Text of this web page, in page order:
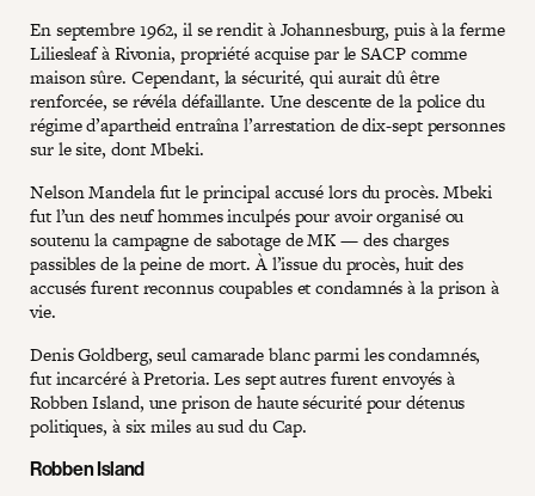
En septembre 1962, il se rendit à Johannesburg, puis à la ferme
Liliesleaf à Rivonia, propriété acquise par le SACP comme
maison sûre. Cependant, la sécurité, qui aurait dû être
renforcée, se révéla défaillante. Une descente de la police du
régime d’apartheid entraîna l’arrestation de dix-sept personnes
sur le site, dont Mbeki.
Nelson Mandela fut le principal accusé lors du procès. Mbeki
fut l’un des neuf hommes inculpés pour avoir organisé ou
soutenu la campagne de sabotage de MK — des charges
passibles de la peine de mort. À l’issue du procès, huit des
accusés furent reconnus coupables et condamnés à la prison à
vie.
Denis Goldberg, seul camarade blanc parmi les condamnés,
fut incarcéré à Pretoria. Les sept autres furent envoyés à
Robben Island, une prison de haute sécurité pour détenus
politiques, à six miles au sud du Cap.
Robben Island